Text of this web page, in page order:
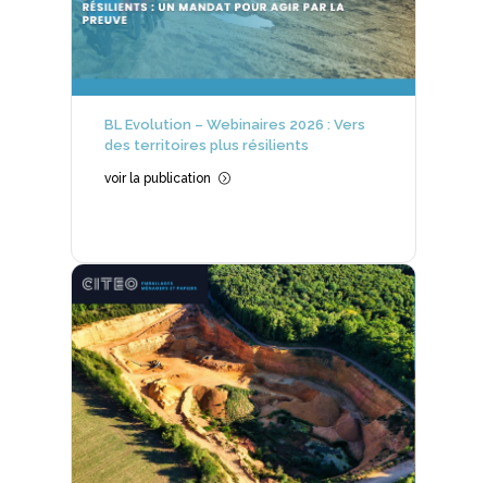
BL Evolution – Webinaires 2026 : Vers
des territoires plus résilients
voir la publication =